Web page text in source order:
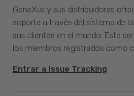
GeneXus y sus distribuidores
soporte a través del sistema de
sus clientes en el mundo. Este
los miembros registrados como
Entrar a Issue Tracking